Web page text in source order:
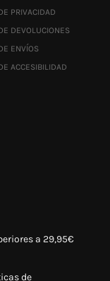
PRIVACIDAD
DEVOLUCIONES
ENVÍOS
ACCESIBILIDAD
a 29,95€
de